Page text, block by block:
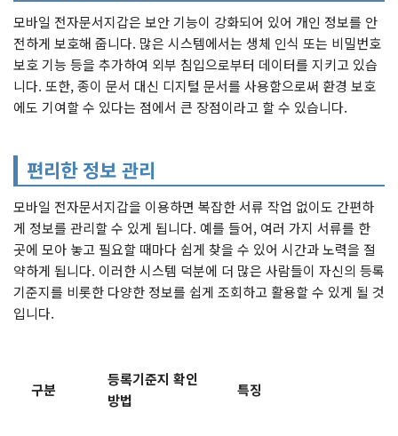
모바일 전자문서지갑은 보안 기능이 강화되어 있어 개인 정보를 안
전하게 보호해 줍니다. 많은 시스템에서는 생체 인식 또는 비밀번호
보호 기능 등을 추가하여 외부 침입으로부터 데이터를 지키고 있습
니다. 또한, 종이 문서 대신 디지털 문서를 사용함으로써 환경 보호
에도 기여할 수 있다는 점에서 큰 장점이라고 할 수 있습니다.
편리한 정보 관리
모바일 전자문서지갑을 이용하면 복잡한 서류 작업 없이도 간편하
게 정보를 관리할 수 있게 됩니다. 예를 들어, 여러 가지 서류를 한
곳에 모아 놓고 필요할 때마다 쉽게 찾을 수 있어 시간과 노력을 절
약하게 됩니다. 이러한 시스템 덕분에 더 많은 사람들이 자신의 등록
기준지를 비롯한 다양한 정보를 쉽게 조회하고 활용할 수 있게 될 것
입니다.
구분
등록기준지 확인
방법
특징